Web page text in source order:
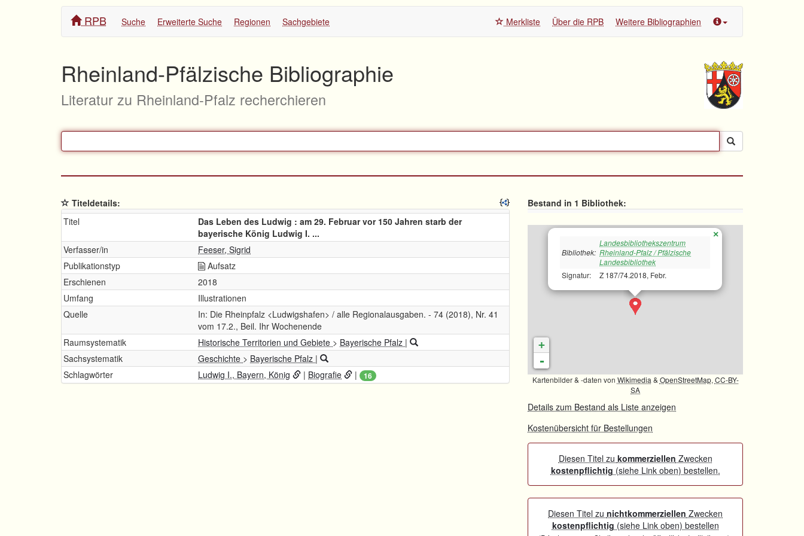
RPB Suche Erweiterte Suche Regionen Sachgebiete Merkliste Über die RPB Weitere Bibliographien
Rheinland-Pfälzische Bibliographie
Literatur zu Rheinland-Pfalz recherchieren
Titeldetails:
Titel
Das Leben des Ludwig : am 29. Februar vor 150 Jahren starb der
bayerische König Ludwig I. ...
Verfasser/in
Feeser, Sigrid
Publikationstyp
Aufsatz
Erschienen
2018
Umfang
Illustrationen
Quelle
In: Die Rheinpfalz <Ludwigshafen> / alle Regionalausgaben. - 74 (2018), Nr. 41
vom 17.2., Beil. Ihr Wochenende
Raumsystematik
Historische Territorien und Gebiete > Bayerische Pfalz |
Sachsystematik
Geschichte > Bayerische Pfalz |
Schlagwörter
Ludwig I., Bayern, König | Biografie | 16
Bestand in 1 Bibliothek:
×
Bibliothek:
Landesbibliothekszentrum
Rheinland-Pfalz / Pfälzische
Landesbibliothek
Signatur:
Z 187/74.2018, Febr.
+
-
Kartenbilder & -daten von Wikimedia & OpenStreetMap, CC-BY-
SA
Details zum Bestand als Liste anzeigen
Kostenübersicht für Bestellungen
Diesen Titel zu kommerziellen Zwecken
kostenpflichtig (siehe Link oben) bestellen.
Diesen Titel zu nichtkommerziellen Zwecken
kostenpflichtig (siehe Link oben) bestellen